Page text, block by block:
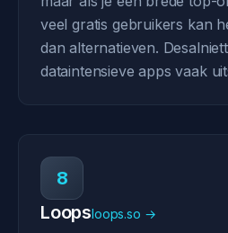
veel gratis gebruikers kan
dan alternatieven.
dataintensieve apps vaak
8
Loopsloops.so →